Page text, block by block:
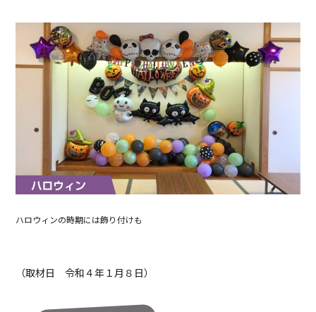
ハロウィンの時期には飾り付けも
（取材日 令和４年１月８日）